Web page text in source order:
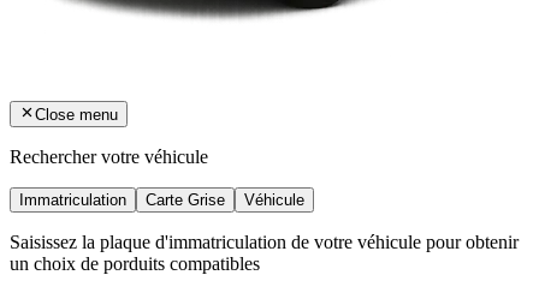
Close menu
Rechercher votre véhicule
Immatriculation Carte Grise Véhicule
Saisissez la plaque d'immatriculation de votre véhicule pour obtenir
un choix de porduits compatibles